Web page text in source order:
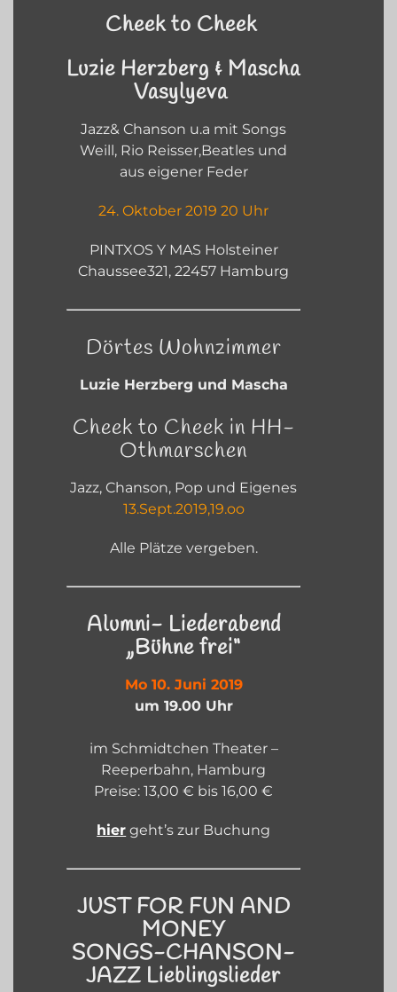
Cheek to Cheek
Luzie Herzberg & Mascha
Vasylyeva
Jazz& Chanson u.a mit Songs
Weill, Rio Reisser,Beatles und
aus eigener Feder
24. Oktober 2019 20 Uhr
PINTXOS Y MAS Holsteiner
Chaussee321, 22457 Hamburg
Dörtes Wohnzimmer
Luzie Herzberg und Mascha
Cheek to Cheek in HH-
Othmarschen
Jazz, Chanson, Pop und Eigenes
13.Sept.2019,19.oo
Alle Plätze vergeben.
Alumni- Liederabend
„Bühne frei“
Mo 10. Juni 2019
um 19.00 Uhr
im Schmidtchen Theater –
Reeperbahn, Hamburg
Preise: 13,00 € bis 16,00 €
hier geht’s zur Buchung
JUST FOR FUN AND
MONEY
SONGS-CHANSON-
JAZZ Lieblingslieder